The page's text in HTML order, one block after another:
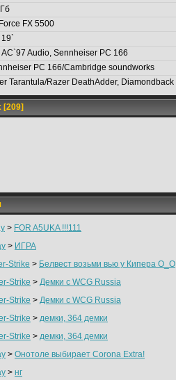
FX 5500
AC`97 Audio, Sennheiser PC 166
PC 166/Cambridge soundworks
Tarantula/Razer DeathAdder, Diamondback
> FOR A5UKA !!!111
> ИГРА
Strike > Белвест возьми вью у Кипера О_О
Strike > Демки с WCG Russia
Strike > Демки с WCG Russia
Strike > демки, 364 демки
Strike > демки, 364 демки
> Онотоле выбирает Corona Extra!
> нг